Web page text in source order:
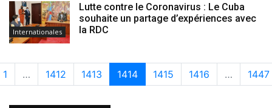
Internationales
Lutte contre le Coronavirus : Le Cuba
souhaite un partage d’expériences avec
la RDC
1 … 1412 1413 1414 1415 1416 … 1447